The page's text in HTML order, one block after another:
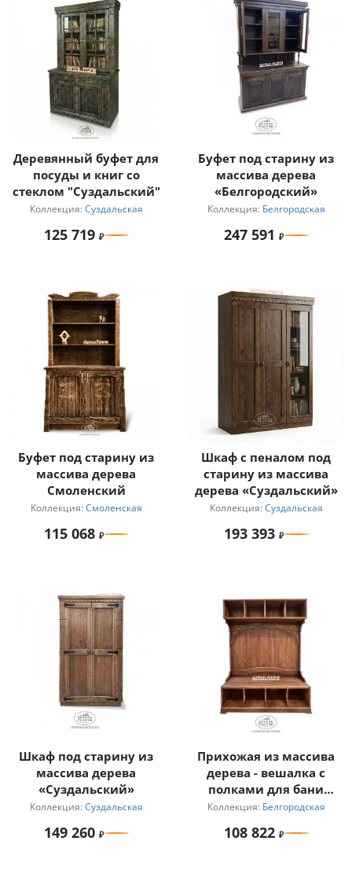
Деревянный буфет для
посуды и книг со
стеклом "Суздальский"
Коллекция: Суздальская
125 719
Буфет под старину из
массива дерева
«Белгородский»
Коллекция: Белгородская
247 591
Буфет под старину из
массива дерева
Смоленский
Коллекция: Смоленская
115 068
Шкаф с пеналом под
старину из массива
дерева «Суздальский»
Коллекция: Суздальская
193 393
Шкаф под старину из
массива дерева
«Суздальский»
Коллекция: Суздальская
149 260
Прихожая из массива
дерева - вешалка с
полками для бани
«Белгородская»
Коллекция: Белгородская
108 822